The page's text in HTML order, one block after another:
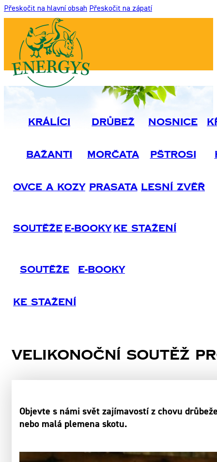
Přeskočit na hlavní obsah Přeskočit na zápatí
Králíci Drůbež Nosnice
Bažanti Morčata Pštrosi
Ovce A Kozy Prasata Lesní Zvěř
SoutěžeE-BookyKe Stažení
Soutěže E-Booky
Ke Stažení
Velikonoční soutěž
Objevte s námi svět zajímavostí z chovu
nebo malá plemena skotu.